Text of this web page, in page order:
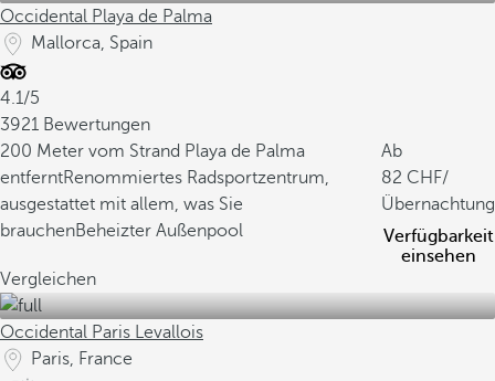
Occidental Playa de Palma
Mallorca, Spain
4.1/5
3921 Bewertungen
200 Meter vom Strand Playa de Palma
entferntRenommiertes Radsportzentrum,
ausgestattet mit allem, was Sie
brauchenBeheizter Außenpool
Ab
82
/
Übernachtung
Verfügbarkeit
einsehen
Vergleichen
Occidental Paris Levallois
Paris, France